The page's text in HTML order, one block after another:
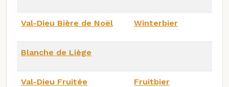
Val-Dieu Bière de Noël Winterbier
Blanche de Liège
Val-Dieu Fruitée Fruitbier